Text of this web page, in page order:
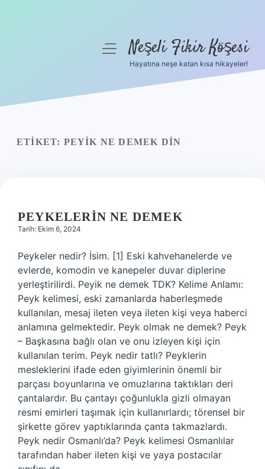
Yasal Uyarı
menüyüNeşeli Fikir Köşesi
Hayatına neşe katan kısa hikayeler!
ETIKET: PEYIK NE DEMEK DIN
PEYKELERIN NE DEMEK
Tarih: Ekim 6, 2024
Peykeler nedir? İsim. [1] Eski kahvehanelerde ve
evlerde, komodin ve kanepeler duvar diplerine
yerleştirilirdi. Peyik ne demek TDK? Kelime Anlamı:
Peyk kelimesi, eski zamanlarda haberleşmede
kullanılan, mesaj ileten veya ileten kişi veya haberci
anlamına gelmektedir. Peyk olmak ne demek? Peyk
– Başkasına bağlı olan ve onu izleyen kişi için
kullanılan terim. Peyk nedir tatlı? Peyklerin
mesleklerini ifade eden giyimlerinin önemli bir
parçası boyunlarına ve omuzlarına taktıkları deri
çantalardır. Bu çantayı çoğunlukla gizli olmayan
resmi emirleri taşımak için kullanırlardı; törensel bir
şirkette görev yaptıklarında çanta takmazlardı.
Peyk nedir Osmanlı’da? Peyk kelimesi Osmanlılar
tarafından haber ileten kişi ve yaya postacılar